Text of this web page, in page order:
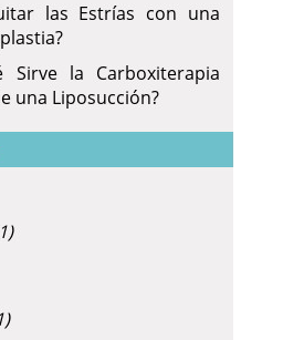
las Estrías con una
Sirve la Carboxiterapia
una Liposucción?